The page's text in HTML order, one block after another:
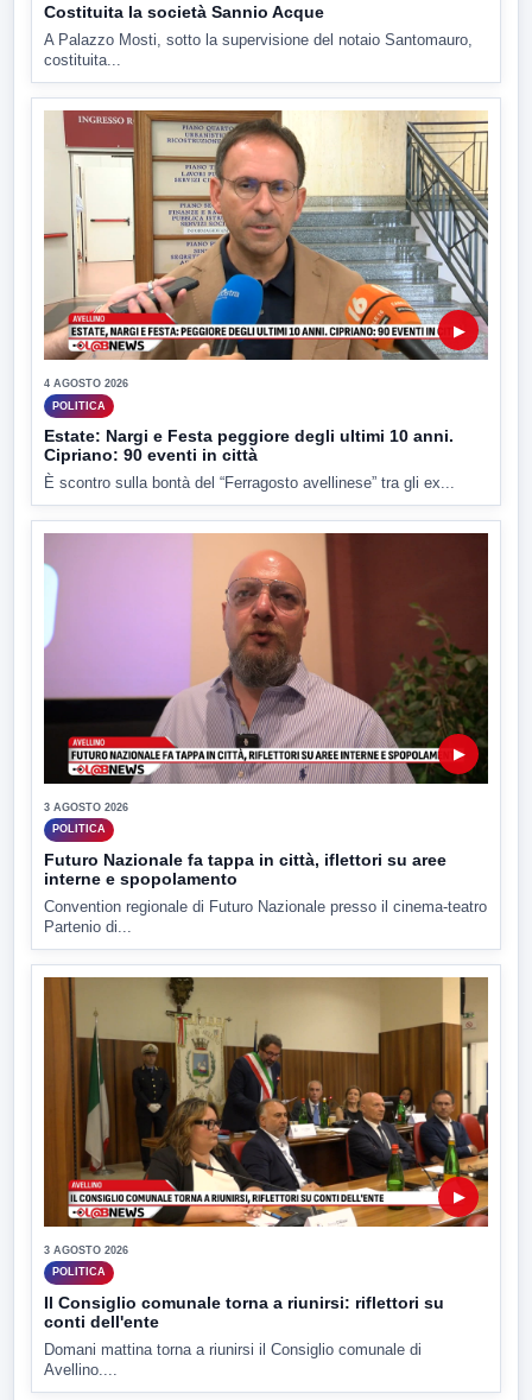
Costituita la società Sannio Acque
A Palazzo Mosti, sotto la supervisione del notaio Santomauro,
costituita...
▶
4 AGOSTO 2026
POLITICA
Estate: Nargi e Festa peggiore degli ultimi 10 anni.
Cipriano: 90 eventi in città
È scontro sulla bontà del “Ferragosto avellinese” tra gli ex...
▶
3 AGOSTO 2026
POLITICA
Futuro Nazionale fa tappa in città, iflettori su aree
interne e spopolamento
Convention regionale di Futuro Nazionale presso il cinema-teatro
Partenio di...
▶
3 AGOSTO 2026
POLITICA
Il Consiglio comunale torna a riunirsi: riflettori su
conti dell'ente
Domani mattina torna a riunirsi il Consiglio comunale di
Avellino....